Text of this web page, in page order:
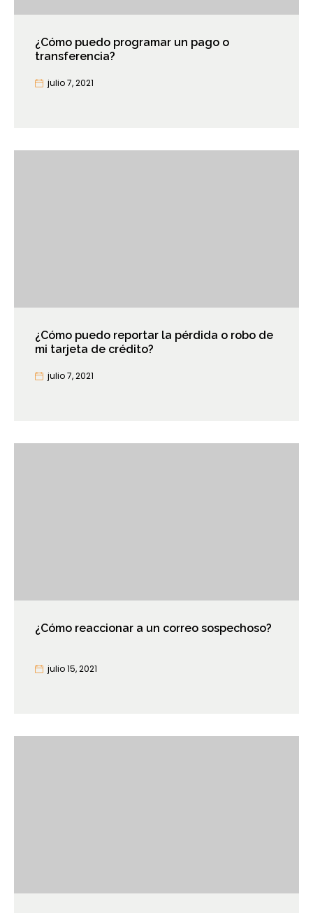
¿Cómo puedo programar un pago o
transferencia?
julio 7, 2021
¿Cómo puedo reportar la pérdida o robo de
mi tarjeta de crédito?
julio 7, 2021
¿Cómo reaccionar a un correo sospechoso?
julio 15, 2021